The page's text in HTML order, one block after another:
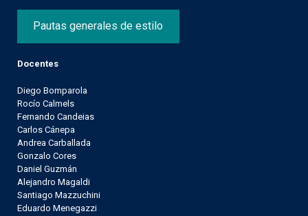
Pautas generales de estilo
Docentes
Diego Bomparola
Rocío Calmels
Fernando Candeias
Carlos Cánepa
Andrea Carballada
Gonzalo Cores
Daniel Guzmán
Alejandro Magaldi
Santiago Mazzuchini
Eduardo Menegazzi